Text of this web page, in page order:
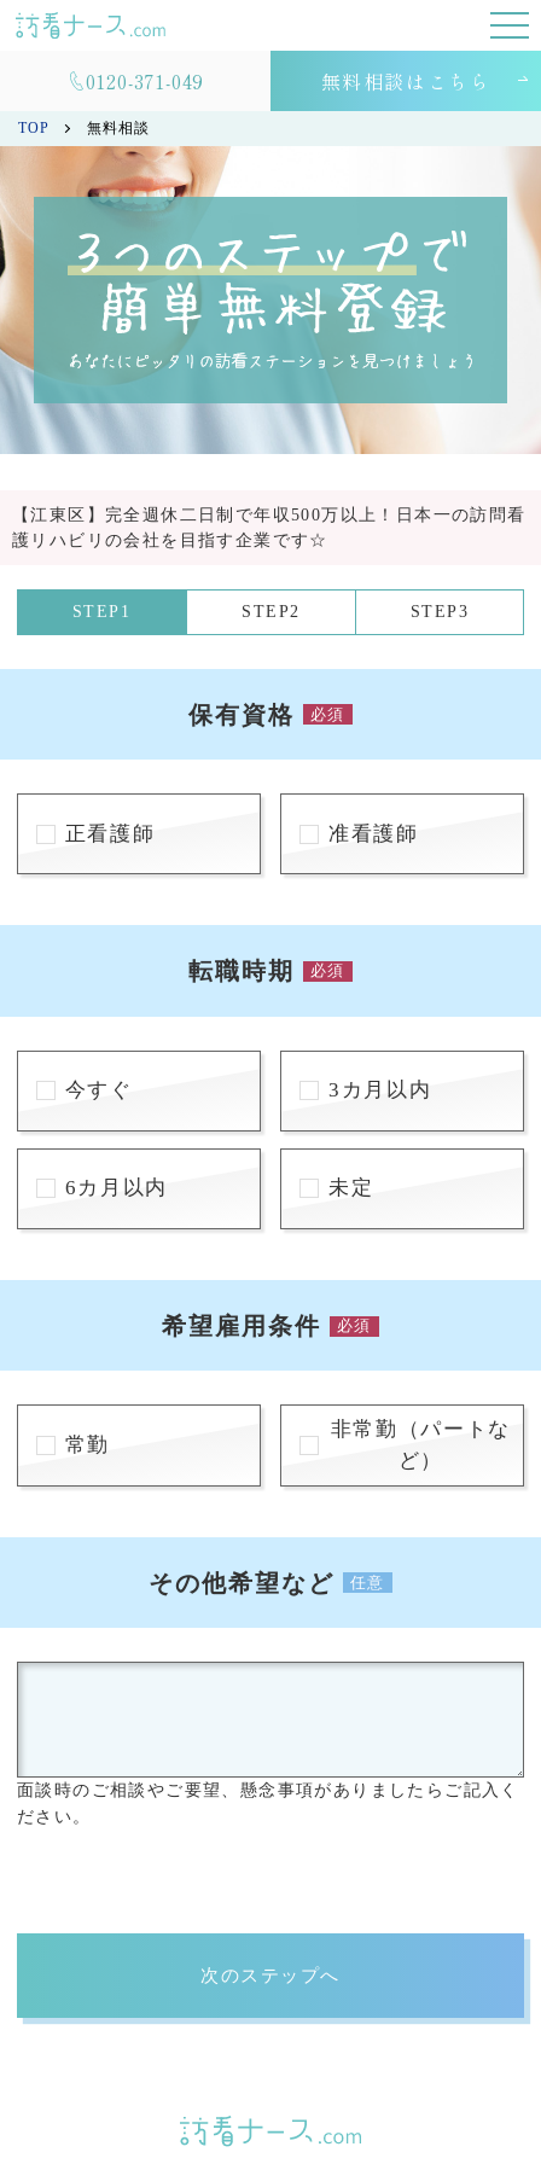
0120-371-049 無料相談はこちら
TOP 無料相談
【江東区】完全週休二日制で年収500万以上！日本一の訪問看
護リハビリの会社を目指す企業です☆
STEP1 STEP2 STEP3
保有資格 必須
正看護師 准看護師
転職時期 必須
今すぐ 3カ月以内
6カ月以内 未定
希望雇用条件 必須
常勤
非常勤（パートな
ど）
その他希望など 任意
面談時のご相談やご要望、懸念事項がありましたらご記入く
ださい。
次のステップへ